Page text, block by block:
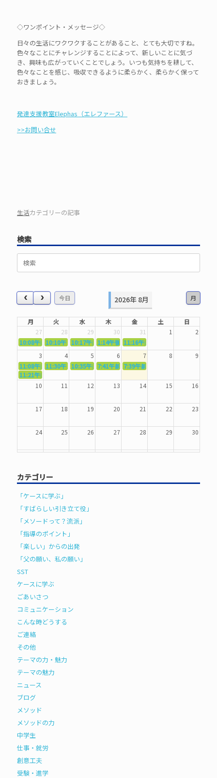
◇ワンポイント・メッセージ◇
日々の生活にワクワクすることがあること、とても大切ですね。
色々なことにチャレンジすることによって、新しいことに気づ
き、興味も広がっていくことでしょう。いつも気持ちを耕して、
色々なことを感じ、吸収できるように柔らかく、柔らかく保って
おきましょう。
発達支援教室Elephas（エレファース）
>>お問い合せ
生活カテゴリーの記事
検索
今日 月
2026年 8月
月 火 水 木 金 土
日
27
28 29 30 31 1
2
10:08午前
5362．～国語力を〜
10:10午前5363．～自信を〜
10:17午前 5364．～信じて待つ〜
1:14午後 5365．～計画的に〜
11:16午前
3
4 5 6 7 8
9
11:08午前
5367．～機能を育てる〜
11:30午前5369．～歌唱造形〜
10:35午前 5370．～バランスを〜
7:41午前 5371．～漢字学習〜
7:39午前
11:21午前
10
11 12 13 14 15 16
17 18 19 20 21 22 23
24 25 26 27 28 29 30
31 1 2 3 4 5 6
カテゴリー
「ケースに学ぶ」
「すばらしい引き立て役」
「メソードって？流派」
「指導のポイント」
「楽しい」からの出発
「父の願い、私の願い」
SST
ケースに学ぶ
ごあいさつ
コミュニケーション
こんな時どうする
ご連絡
その他
テーマの力・魅力
テーマの魅力
ニュース
ブログ
メソッド
メソッドの力
中学生
仕事・就労
創意工夫
受験・進学